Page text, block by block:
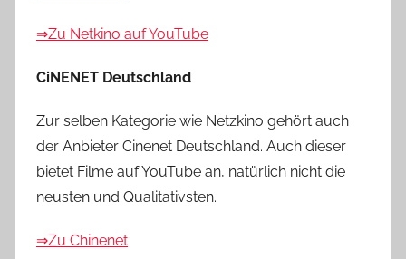
⇒Zu Netkino auf YouTube
CiNENET Deutschland
Zur selben Kategorie wie Netzkino gehört auch
der Anbieter Cinenet Deutschland. Auch dieser
bietet Filme auf YouTube an, natürlich nicht die
neusten und Qualitativsten.
⇒Zu Chinenet